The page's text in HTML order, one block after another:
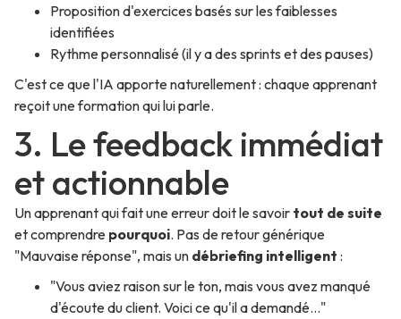
Proposition d'exercices basés sur les faiblesses
identifiées
Rythme personnalisé (il y a des sprints et des pauses)
C'est ce que l'IA apporte naturellement : chaque apprenant
reçoit une formation qui lui parle.
3. Le feedback immédiat
et actionnable
Un apprenant qui fait une erreur doit le savoir tout de suite
et comprendre pourquoi. Pas de retour générique
"Mauvaise réponse", mais un débriefing intelligent :
"Vous aviez raison sur le ton, mais vous avez manqué
d'écoute du client. Voici ce qu'il a demandé..."